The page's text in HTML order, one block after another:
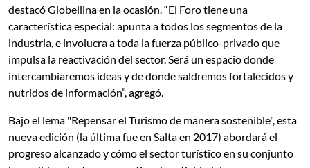
destacó Giobellina en la ocasión. “El Foro tiene una
característica especial: apunta a todos los segmentos de la
industria, e involucra a toda la fuerza público-privado que
impulsa la reactivación del sector. Será un espacio donde
intercambiaremos ideas y de donde saldremos fortalecidos y
nutridos de información”, agregó.
Bajo el lema "Repensar el Turismo de manera sostenible", esta
nueva edición (la última fue en Salta en 2017) abordará el
progreso alcanzado y cómo el sector turístico en su conjunto